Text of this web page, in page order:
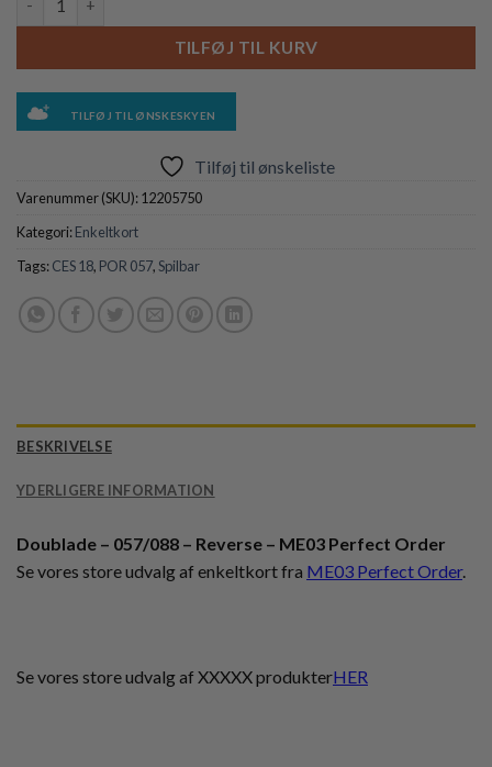
TILFØJ TIL KURV
TILFØJ TIL ØNSKESKYEN
Tilføj til ønskeliste
Varenummer (SKU):12205750
Kategori:Enkeltkort
Tags:CES 18, POR 057,Spilbar
BESKRIVELSE
YDERLIGERE INFORMATION
Doublade – 057/088 – Reverse – ME03 Perfect Order
Se vores store udvalg af enkeltkort fra ME03 Perfect Order.
Se vores store udvalg af XXXXX produkterHER